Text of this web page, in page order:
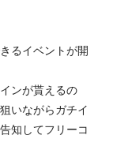
るイベントが開
ンが貰えるの
いながらガチイ
知してフリーコ